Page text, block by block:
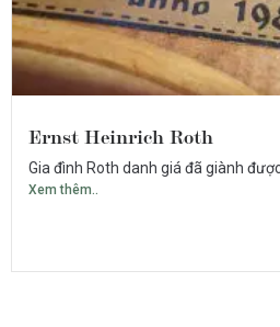
Ernst Heinrich Roth
Gia đình Roth danh giá đã giành
Xem thêm..